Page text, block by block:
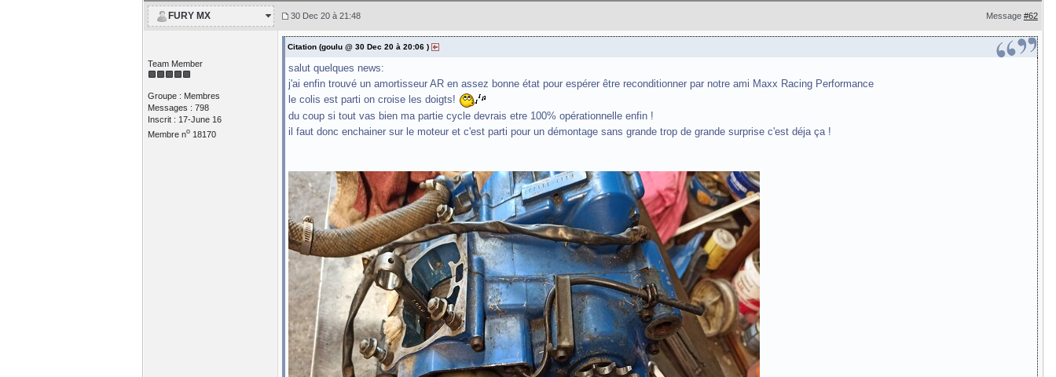
FURY MX 30 Dec 20 à 21:48 Message #62
Team Member
Groupe : Membres
Messages : 798
Inscrit : 17-June 16
Membre no18170
Citation (goulu @ 30 Dec 20 à 20:06 )
salut quelques news:
j'ai enfin trouvé un amortisseur AR en assez bonne état pour espérer être reconditionner par notre ami Maxx Racing Performance
le colis est parti on croise les doigts!
du coup si tout vas bien ma partie cycle devrais etre 100% opérationnelle enfin !
il faut donc enchainer sur le moteur et c'est parti pour un démontage sans grande trop de grande surprise c'est déja ça !